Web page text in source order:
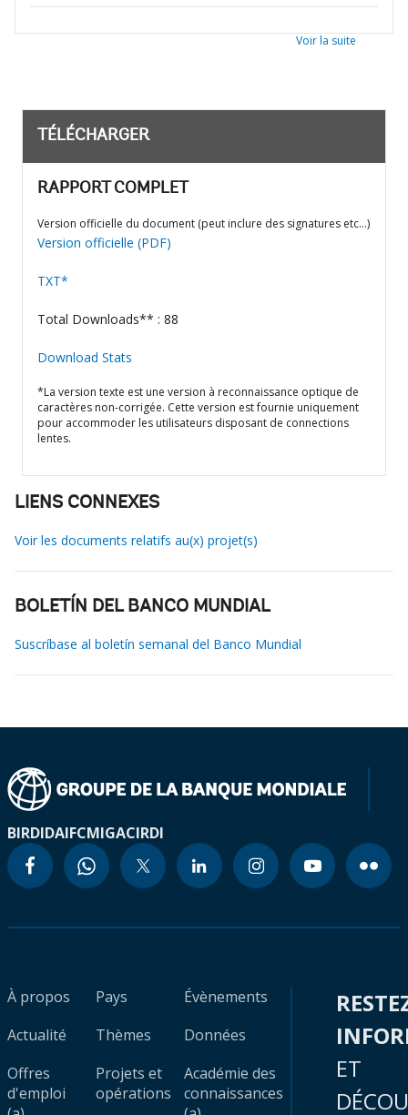
Voir la suite
TÉLÉCHARGER
RAPPORT COMPLET
Version officielle du document (peut inclure des signatures etc…)
Version officielle (PDF)
TXT*
Total Downloads** : 88
Download Stats
*La version texte est une version à reconnaissance optique de
caractères non-corrigée. Cette version est fournie uniquement
pour accommoder les utilisateurs disposant de connections
lentes.
LIENS CONNEXES
Voir les documents relatifs au(x) projet(s)
BOLETÍN DEL BANCO MUNDIAL
Suscríbase al boletín semanal del Banco Mundial
BIRDIDAIFCMIGACIRDI
À propos
Actualité
Offres
d'emploi
Pays
Thèmes
Projets et
opérations
Évènements
Données
Académie des
connaissances
ET